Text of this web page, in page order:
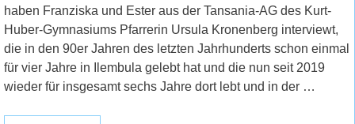
haben Franziska und Ester aus der Tansania-AG des Kurt-
Huber-Gymnasiums Pfarrerin Ursula Kronenberg interviewt,
die in den 90er Jahren des letzten Jahrhunderts schon einmal
für vier Jahre in Ilembula gelebt hat und die nun seit 2019
wieder für insgesamt sechs Jahre dort lebt und in der …